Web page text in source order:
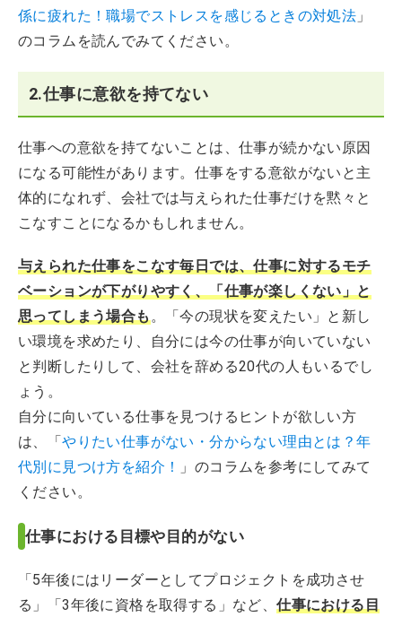
係に疲れた！職場でストレスを感じるときの対処法 」
のコラムを読んでみてください。
2.仕事に意欲を持てない
仕事への意欲を持てないことは、仕事が続かない原因
になる可能性があります。仕事をする意欲がないと主
体的になれず、会社では与えられた仕事だけを黙々と
こなすことになるかもしれません。
与えられた仕事をこなす毎日では、仕事に対するモチ
ベーションが下がりやすく、「仕事が楽しくない」と
思ってしまう場合も。「今の現状を変えたい」と新し
い環境を求めたり、自分には今の仕事が向いていない
と判断したりして、会社を辞める20代の人もいるでし
ょう。
自分に向いている仕事を見つけるヒントが欲しい方
は、「やりたい仕事がない・分からない理由とは？年
代別に見つけ方を紹介！
」のコラムを参考にしてみて
ください。
仕事における目標や目的がない
「5年後にはリーダーとしてプロジェクトを成功させ
る」「3年後に資格を取得する」など、仕事における目